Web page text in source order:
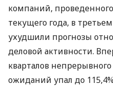
компаний,
текущего года, в
ухудшили прогнозы
деловой активности.
кварталов
ожиданий упал до